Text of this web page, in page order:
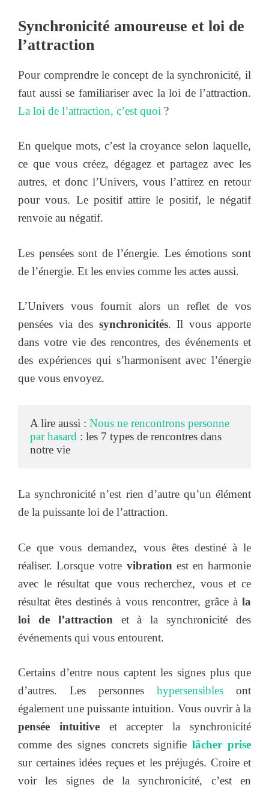
Synchronicité amoureuse et loi de
l’attraction
Pour comprendre le concept de la synchronicité, il
faut aussi se familiariser avec la loi de l’attraction.
La loi de l’attraction, c’est quoi ?
En quelque mots, c’est la croyance selon laquelle,
ce que vous créez, dégagez et partagez avec les
autres, et donc l’Univers, vous l’attirez en retour
pour vous. Le positif attire le positif, le négatif
renvoie au négatif.
Les pensées sont de l’énergie. Les émotions sont
de l’énergie. Et les envies comme les actes aussi.
L’Univers vous fournit alors un reflet de vos
pensées via des synchronicités. Il vous apporte
dans votre vie des rencontres, des événements et
des expériences qui s’harmonisent avec l’énergie
que vous envoyez.
A lire aussi : Nous ne rencontrons personne
par hasard : les 7 types de rencontres dans
notre vie
La synchronicité n’est rien d’autre qu’un élément
de la puissante loi de l’attraction.
Ce que vous demandez, vous êtes destiné à le
réaliser. Lorsque votre vibration est en harmonie
avec le résultat que vous recherchez, vous et ce
résultat êtes destinés à vous rencontrer, grâce à la
loi de l’attraction et à la synchronicité des
événements qui vous entourent.
Certains d’entre nous captent les signes plus que
d’autres. Les personnes hypersensibles ont
également une puissante intuition. Vous ouvrir à la
pensée intuitiveet accepter la synchronicité
comme des signes concrets signifielâcher prise
sur certaines idées reçues et les préjugés. Croire et
voir les signes de la synchronicité, c’est en